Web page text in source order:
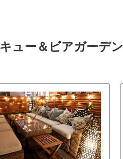
ュー＆ビアガーデン